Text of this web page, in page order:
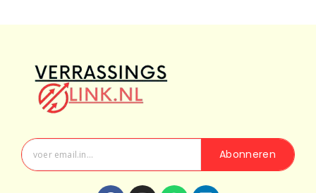
Abonneren